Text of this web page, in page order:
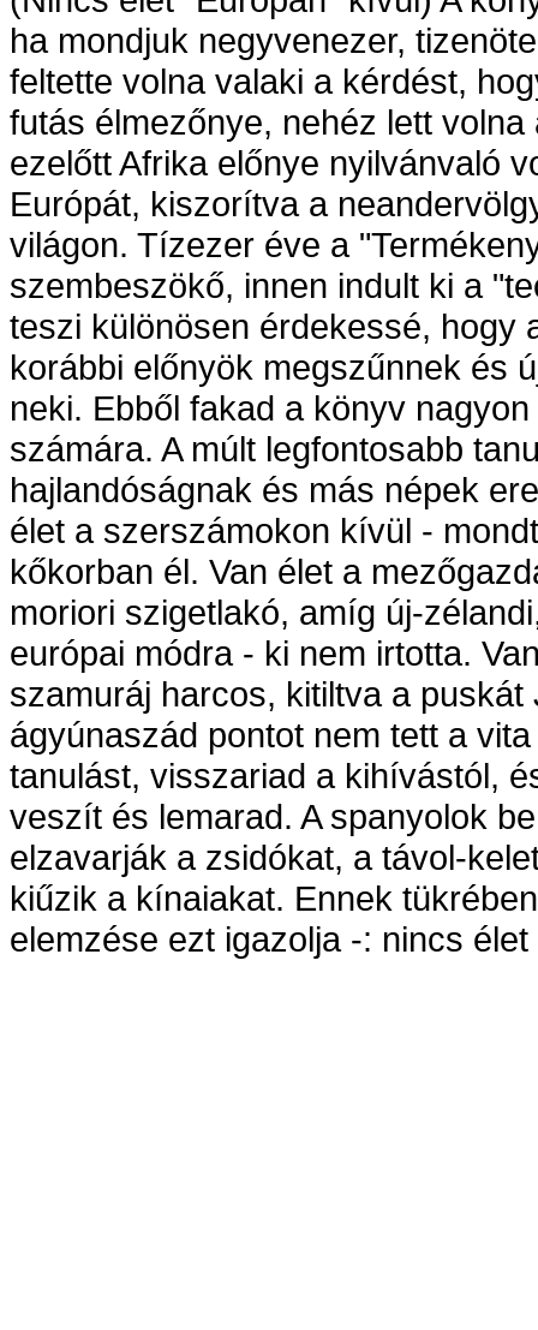
ha mondjuk negyvenezer,
feltette volna valaki a kérdést,
futás élmezőnye, nehéz lett
ezelőtt Afrika előnye nyilvánvaló
Európát, kiszorítva a
világon. Tízezer éve a
szembeszökő, innen indult ki a
teszi különösen érdekessé, hogy
korábbi előnyök megszűnnek és
neki. Ebből fakad a könyv
számára. A múlt legfontosabb
hajlandóságnak és más népek
élet a szerszámokon kívül -
kőkorban él. Van élet a
moriori szigetlakó, amíg új-
európai módra - ki nem irtotta.
szamuráj harcos, kitiltva a
ágyúnaszád pontot nem tett a
tanulást, visszariad a kihívástól,
veszít és lemarad. A spanyolok
elzavarják a zsidókat, a távol-
kiűzik a kínaiakat. Ennek
elemzése ezt igazolja -: nincs